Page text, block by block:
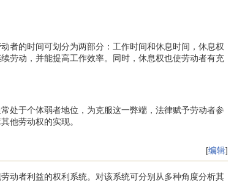
者的时间可划分为两部分：工作时间和休息时间，休息权
劳动，并能提高工作效率。同时，休息权也使劳动者有充
于个体弱者地位，为克服这一弊端，法律赋予劳动者参
他劳动权的实现。
[编辑]
者利益的权利系统。对该系统可分别从多种角度分析其